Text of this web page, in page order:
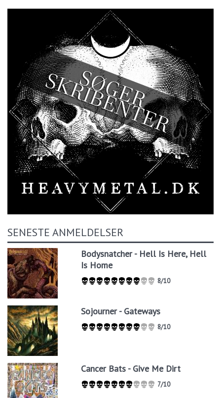
SENESTE ANMELDELSER
Bodysnatcher - Hell Is Here, Hell
Is Home
8/10
Sojourner - Gateways
8/10
Cancer Bats - Give Me Dirt
7/10